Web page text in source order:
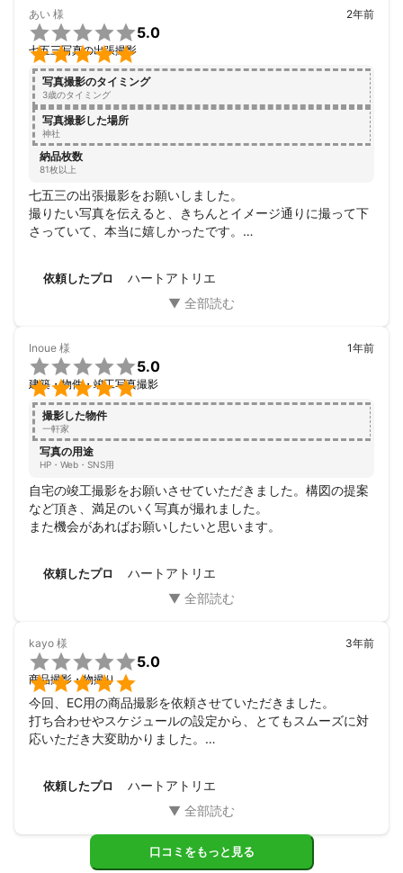
す…(๑˃̵ᴗ˂̵)
また全写真画質が素晴らしいです。
納品もとても早く、すぐに出来上がりを見ることができまし
た。
この度は本当にありがとうございました！♡またよろしくお
願いします。
あい 様


5.0
七五三写真の出張撮影
2年前
写真撮影のタイミング
3歳のタイミング
写真撮影した場所
神社
納品枚数
81枚以上
七五三の出張撮影をお願いしました。
撮りたい写真を伝えると、きちんとイメージ通りに撮って下
さっていて、本当に嬉しかったです。
依頼したプロ ハートアトリエ
Inoue 様


5.0
建築・物件・竣工写真撮影
1年前
撮影した物件
一軒家
写真の用途
HP・Web・SNS用
自宅の竣工撮影をお願いさせていただきました。構図の提案
など頂き、満足のいく写真が撮れました。
また機会があればお願いしたいと思います。
依頼したプロ ハートアトリエ
kayo 様


5.0
商品撮影・物撮り
3年前
今回、EC用の商品撮影を依頼させていただきました。
打ち合わせやスケジュールの設定から、とてもスムーズに対
応いただき大変助かりました。
撮影の合間のイレギュラー対応をお願いしてしまうこともあ
りましたが、安定感があり、不安はなくやりとりさせていた
ハートアトリエさまとのご縁を大切に、またお願いの機会が
ありましたらご連絡させていただきます。
依頼したプロ ハートアトリエ
口コミをもっと見る